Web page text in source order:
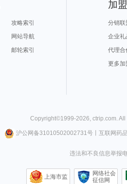
攻略索引
网站导航
邮轮索引
加
分销联
企业礼
代理合
更多加
Copyright©1999-2026, ctrip.com.
沪公网备31010502002731号丨 互联网药
违法和不良信息举报
上海市监
网络社会
征信网